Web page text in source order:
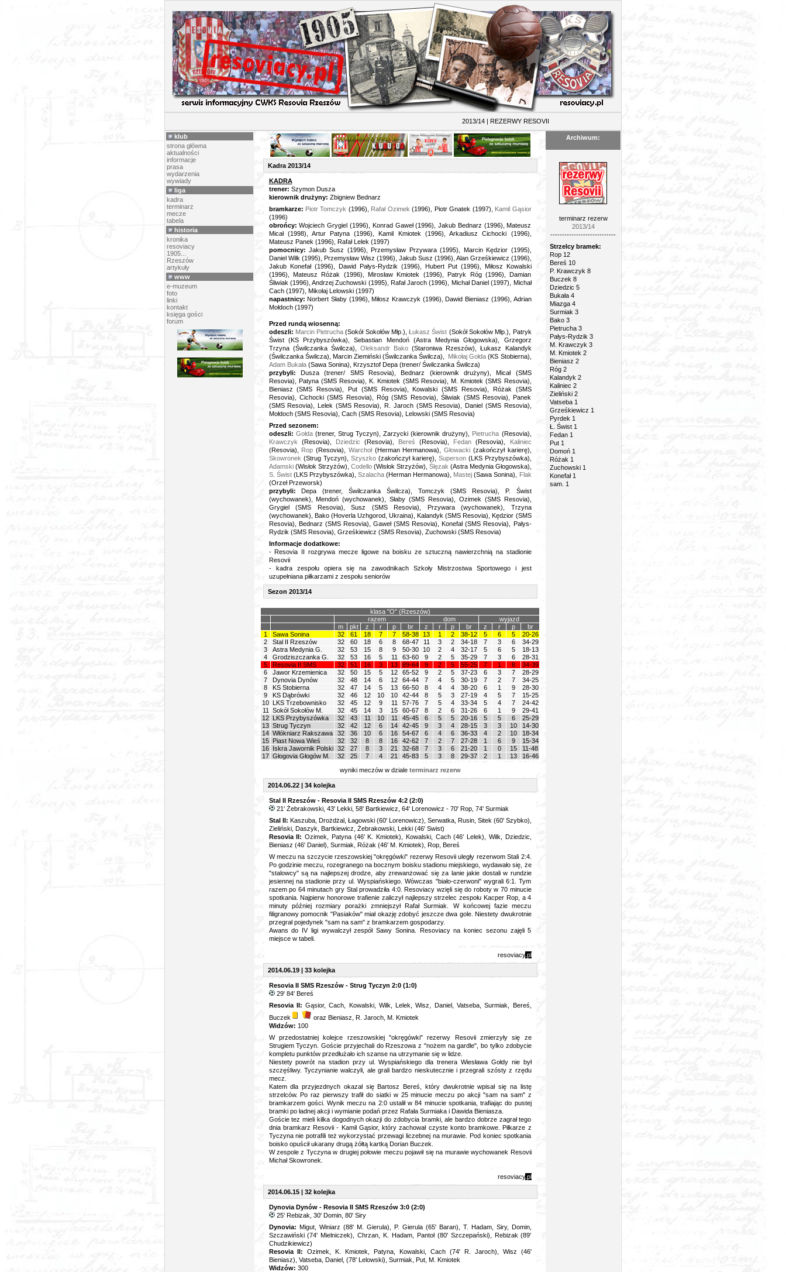
2013/14 | REZERWY RESOVII
klub
strona główna
aktualności
informacje
prasa
wydarzenia
wywiady
liga
kadra
terminarz
mecze
tabela
historia
kronika
resoviacy
1905...
Rzeszów
artykuły
www
e-muzeum
foto
linki
kontakt
księga gości
forum
Kadra 2013/14
KADRA
trener: Szymon Dusza
kierownik drużyny: Zbigniew Bednarz
bramkarze: Piotr Tomczyk (1996), Rafał Ozimek (1996), Piotr Gnatek (1997), Kamil Gąsior
(1996)
obrońcy: Wojciech Grygiel (1996), Konrad Gaweł (1996), Jakub Bednarz (1996), Mateusz
Micał (1998), Artur Patyna (1996), Kamil Kmiotek (1996), Arkadiusz Cichocki (1996),
Mateusz Panek (1996), Rafał Lelek (1997)
pomocnicy: Jakub Susz (1996), Przemysław Przywara (1995), Marcin Kędzior (1995),
Daniel Wilk (1995), Przemysław Wisz (1996), Jakub Susz (1996), Alan Grześkiewicz (1996),
Jakub Konefał (1996), Dawid Pałys-Rydzik (1996), Hubert Put (1996), Miłosz Kowalski
(1996), Mateusz Różak (1996), Mirosław Kmiotek (1996), Patryk Róg (1996), Damian
Śliwiak (1996), Andrzej Zuchowski (1995), Rafał Jaroch (1996), Michał Daniel (1997), Michał
Cach (1997), Mikołaj Lelowski (1997)
napastnicy:Norbert Słaby (1996), Miłosz Krawczyk (1996), Dawid Bieniasz (1996), Adrian
Mołdoch (1997)
Przed rundą wiosenną:
odeszli: Marcin Pietrucha (Sokół Sokołów Młp.),Łukasz Świst (Sokół Sokołów Młp.), Patryk
Świst (KS Przybyszówka), Sebastian Mendoń (Astra Medynia Głogowska), Grzegorz
Trzyna (Świlczanka Świlcza), Oleksandr Bako (Staroniwa Rzeszów), Łukasz Kalandyk
(Świlczanka Świlcza), Marcin Ziemiński (Świlczanka Świlcza), Mikołaj Gołda (KS Stobierna),
Adam Bukała(Sawa Sonina), Krzysztof Depa (trener/ Świlczanka Świlcza)
przybyli: Dusza (trener/ SMS Resovia), Bednarz (kierownik drużyny), Micał (SMS
Resovia), Patyna (SMS Resovia), K. Kmiotek (SMS Resovia), M. Kmiotek (SMS Resovia),
Bieniasz (SMS Resovia), Put (SMS Resovia), Kowalski (SMS Resovia), Różak (SMS
Resovia), Cichocki (SMS Resovia), Róg (SMS Resovia), Śliwiak (SMS Resovia), Panek
(SMS Resovia), Lelek (SMS Resovia), R. Jaroch (SMS Resovia), Daniel (SMS Resovia),
Mołdoch (SMS Resovia), Cach (SMS Resovia), Lelowski (SMS Resovia)
Przed sezonem:
odeszli: Gołda(trener, Strug Tyczyn), Zarzycki (kierownik drużyny), Pietrucha (Resovia),
Krawczyk (Resovia), Dziedzic (Resovia), Bereś (Resovia), Fedan (Resovia),
Kaliniec
(Resovia), Rop (Resovia), Warchoł (Herman Hermanowa), Głowacki (zakończył karierę),
Skowronek (Strug Tyczyn), Szyszko(zakończył karierę), Superson(LKS Przybyszówka),
Adamski(Wisłok Strzyżów), Codello(Wisłok Strzyżów), Ślęzak (Astra Medynia Głogowska),
S. Świst(LKS Przybyszówka), Szalacha(Herman Hermanowa), Mastej (Sawa Sonina),
Flak
(Orzeł Przeworsk)
przybyli:Depa (trener, Świlczanka Świlcza), Tomczyk (SMS Resovia), P. Świst
(wychowanek), Mendoń (wychowanek), Słaby (SMS Resovia), Ozimek (SMS Resovia),
Grygiel (SMS Resovia), Susz (SMS Resovia), Przywara (wychowanek), Trzyna
(wychowanek), Bako (Hoverla Uzhgorod, Ukraina), Kalandyk (SMS Resovia), Kędzior (SMS
Resovia), Bednarz (SMS Resovia), Gaweł (SMS Resovia), Konefał (SMS Resovia), Pałys-
Rydzik (SMS Resovia), Grześkiewicz (SMS Resovia), Zuchowski (SMS Resovia)
Informacje dodatkowe:
- Resovia II rozgrywa mecze ligowe na boisku ze sztuczną nawierzchnią na stadionie
Resovii
- kadra zespołu opiera się na zawodnikach Szkoły Mistrzostwa Sportowego i jest
uzupełniana piłkarzami z zespołu seniorów
Sezon 2013/14
klasa "O" (Rzeszów)
razem
dom
wyjazd
m
pkt z r p br z r p br z r p
br
1
Sawa Sonina 32 61 18 7 7 58-38 13 1 2 38-12 5 6 5
20-26
2
Stal II Rzeszów 32 60 18 6 8 68-47 11 3 2 34-18 7 3 6
34-29
3
Astra Medynia G. 32 53 15 8 9 50-30 10 2 4 32-17 5 6 5
18-13
4
Grodziszczanka G. 32 53 16 5 11 63-60 9 2 5 35-29 7 3 6
28-31
5
Resovia II SMS 32 51 16 3 13 89-64 9 2 5 55-25 7 1 8
34-39
6
Jawor Krzemienica 32 50 15 5 12 65-52 9 2 5 37-23 6 3 7
28-29
7
Dynovia Dynów 32 48 14 6 12 64-44 7 4 5 30-19 7 2 7
34-25
8
KS Stobierna 32 47 14 5 13 66-50 8 4 4 38-20 6 1 9
28-30
9
KS Dąbrówki 32 46 12 10 10 42-44 8 5 3 27-19 4 5 7
15-25
10 LKS Trzebownisko 32 45 12 9 11 57-76 7 5 4 33-34 5 4 7
24-42
11
Sokół Sokołów M. 32 45 14 3 15 60-67 8 2 6 31-26 6 1 9
29-41
12 LKS Przybyszówka 32 43 11 10 11 45-45 6 5 5 20-16 5 5 6
25-29
13 Strug Tyczyn 32 42 12 6 14 42-45 9 3 4 28-15 3 3 10
14-30
14 Włókniarz Rakszawa 32 36 10 6 16 54-67 6 4 6 36-33 4 2 10
18-34
15 Piast Nowa Wieś 32 32 8 8 16 42-62 7 2 7 27-28 1 6 9
15-34
16 Iskra Jawornik Polski 32 27 8 3 21 32-68 7 3 6 21-20 1 0 15
11-48
17 Głogovia Głogów M. 32 25 7 4 21 45-83 5 3 8 29-37 2 1 13
16-46
wyniki meczów w dziale terminarz rezerw
2014.06.22 | 34 kolejka
Stal II Rzeszów - Resovia II SMS Rzeszów 4:2 (2:0)
21' Żebrakowski, 43' Lekki, 58' Bartkiewicz, 64' Lorenowicz - 70' Rop, 74' Surmiak
Stal II: Kaszuba, Drożdżal, Łagowski (60' Lorenowicz), Serwatka, Rusin, Sitek (60' Szybko),
Zieliński, Daszyk, Bartkiewicz, Żebrakowski, Lekki (46' Swist)
Resovia II: Ozimek, Patyna (46' K. Kmiotek), Kowalski, Cach (46' Lelek), Wilk, Dziedzic,
Bieniasz (46' Daniel), Surmiak, Różak (46' M. Kmiotek), Rop, Bereś
W meczu na szczycie rzeszowskiej "okręgówki" rezerwy Resovii uległy rezerwom Stali 2:4.
Po godzinie meczu, rozegranego na bocznym boisku stadionu miejskiego, wydawało się, że
"stalowcy" są na najlepszej drodze, aby zrewanżować się za lanie jakie dostali w rundzie
jesiennej na stadionie przy ul. Wyspiańskiego. Wówczas "biało-czerwoni" wygrali 6:1. Tym
razem po 64 minutach gry Stal prowadziła 4:0. Resoviacy wzięli się do roboty w 70 minucie
spotkania. Najpierw honorowe trafienie zaliczył najlepszy strzelec zespołu Kacper Rop, a 4
minuty później rozmiary porażki zmniejszył Rafał Surmiak. W końcowej fazie meczu
filigranowy pomocnik "Pasiaków" miał okazję zdobyć jeszcze dwa gole. Niestety dwukrotnie
przegrał pojedynek "sam na sam" z bramkarzem gospodarzy.
Awans do IV ligi wywalczył zespół Sawy Sonina. Resoviacy na koniec sezonu zajęli 5
miejsce w tabeli.
resoviacy.pl
2014.06.19 | 33 kolejka
Resovia II SMS Rzeszów - Strug Tyczyn 2:0 (1:0)
29' 84' Bereś
Resovia II: Gąsior, Cach, Kowalski, Wilk, Lelek, Wisz, Daniel, Vatseba, Surmiak, Bereś,
Buczek
oraz Bieniasz, R. Jaroch, M. Kmiotek
Widzów: 100
W przedostatniej kolejce rzeszowskiej "okręgówki" rezerwy Resovii zmierzyły się ze
Strugiem Tyczyn. Goście przyjechali do Rzeszowa z "nożem na gardle", bo tylko zdobycie
kompletu punktów przedłużało ich szanse na utrzymanie się w lidze.
Niestety powrót na stadion przy ul. Wyspiańskiego dla trenera Wiesława Gołdy nie był
szczęśliwy. Tyczynianie walczyli, ale grali bardzo nieskutecznie i przegrali szósty z rzędu
mecz.
Katem dla przyjezdnych okazał się Bartosz Bereś, który dwukrotnie wpisał się na listę
strzelców. Po raz pierwszy trafił do siatki w 25 minucie meczu po akcji "sam na sam" z
bramkarzem gości. Wynik meczu na 2:0 ustalił w 84 minucie spotkania, trafiając do pustej
bramki po ładnej akcji i wymianie podań przez Rafała Surmiaka i Dawida Bieniasza.
Goście tez mieli kilka dogodnych okazji do zdobycia bramki, ale bardzo dobrze zagrał tego
dnia bramkarz Resovii - Kamil Gąsior, który zachował czyste konto bramkowe. Piłkarze z
Tyczyna nie potrafili też wykorzystać przewagi liczebnej na murawie. Pod koniec spotkania
boisko opuścił ukarany drugą żółtą kartką Dorian Buczek.
W zespole z Tyczyna w drugiej połowie meczu pojawił się na murawie wychowanek Resovii
Michał Skowronek.
resoviacy.pl
2014.06.15 | 32 kolejka
Dynovia Dynów - Resovia II SMS Rzeszów 3:0 (2:0)
25' Rebizak, 30' Domin, 80' Siry
Dynovia: Migut, Winiarz (88' M. Gierula), P. Gierula (65' Baran), T. Hadam, Siry, Domin,
Szczawiński (74' Mielniczek), Chrzan, K. Hadam, Pantoł (80' Szczepański), Rebizak (89'
Chudzikiewicz)
Resovia II:
Ozimek, K. Kmiotek, Patyna, Kowalski, Cach (74' R. Jaroch), Wisz (46'
Bieniasz), Vatseba, Daniel, (78' Lelowski), Surmiak, Put, M. Kmiotek
Widzów: 300
Archiwum:
terminarz rezerw
2013/14
----------------------------
Strzelcy bramek:
Rop 12
Bereś 10
P. Krawczyk 8
Buczek 8
Dziedzic 5
Bukała 4
Miazga 4
Surmiak 3
Bako 3
Pietrucha 3
Pałys-Rydzik 3
M. Krawczyk 3
M. Kmiotek 2
Bieniasz 2
Róg 2
Kalandyk 2
Kaliniec 2
Zieliński 2
Vatseba 1
Grześkiewicz 1
Pyrdek 1
Ł. Świst 1
Fedan 1
Put 1
Domoń 1
Różak 1
Zuchowski 1
Konefał 1
sam. 1